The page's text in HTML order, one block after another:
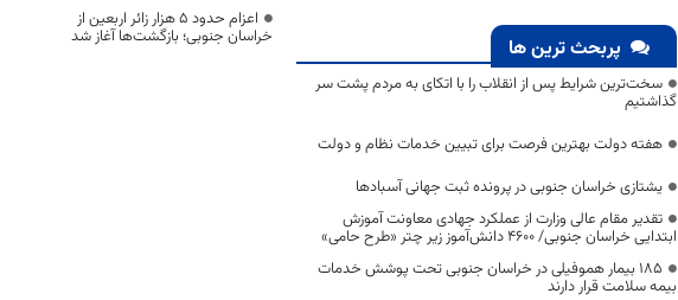
پربحث ترین ها
سخت‌ترین شرایط پس از انقلاب را با اتکای به مردم پشت سر
گذاشتیم
هفته دولت بهترین فرصت برای تبیین خدمات نظام و دولت
یشتازی خراسان جنوبی در پرونده ثبت جهانی آسبادها
تقدیر مقام عالی وزارت از عملکرد جهادی معاونت آموزش
ابتدایی خراسان جنوبی/ ۴۶۰۰ دانش‌آموز زیر چتر «طرح حامی»
۱۸۵ بیمار هموفیلی در خراسان جنوبی تحت پوشش خدمات
بیمه سلامت قرار دارند
اعزام حدود 5 هزار زائر اربعین از
خراسان جنوبی؛ بازگشت‌ها آغاز شد